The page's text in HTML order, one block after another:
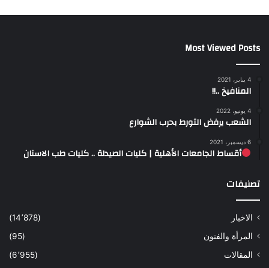
Most Viewed Posts
4 يناير، 2021
المنافيخ ..!!
4 يونيو، 2022
الشعب يرفض التورط بحرب الشوارع
6 ديسمبر، 2021
أقساط الجامعات الأهلية | كليات الصيدلة .. كليات طب الاسنان
تصنيفات
الاخبار
(14٬878)
المرأة والفنون
(95)
المقالات
(6٬955)